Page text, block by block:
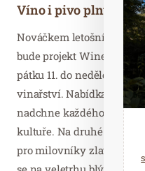
Víno i pivo plnými
Nováčkem letošního
bude projekt Wine Zone.
pátku 11. do neděle 13.
vinařství. Nabídka vín od
nadchne každého, kdo
kultuře. Na druhé straně
pro milovníky zlatavého